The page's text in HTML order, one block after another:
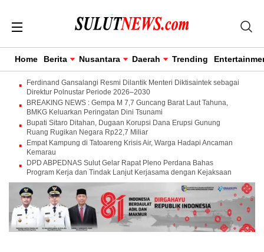
Home Berita Nusantara Daerah Trending
Ferdinand Gansalangi Resmi Dilantik Menteri Diktisaintek sebagai
Direktur Polnustar Periode 2026–2030
BREAKING NEWS : Gempa M 7,7 Guncang Barat Laut Tahuna,
BMKG Keluarkan Peringatan Dini Tsunami
Bupati Sitaro Ditahan, Dugaan Korupsi Dana Erupsi Gunung
Ruang Rugikan Negara Rp22,7 Miliar
Empat Kampung di Tatoareng Krisis Air, Warga Hadapi Ancaman
Kemarau
DPD ABPEDNAS Sulut Gelar Rapat Pleno Perdana Bahas
Program Kerja dan Tindak Lanjut Kerjasama dengan Kejaksaan